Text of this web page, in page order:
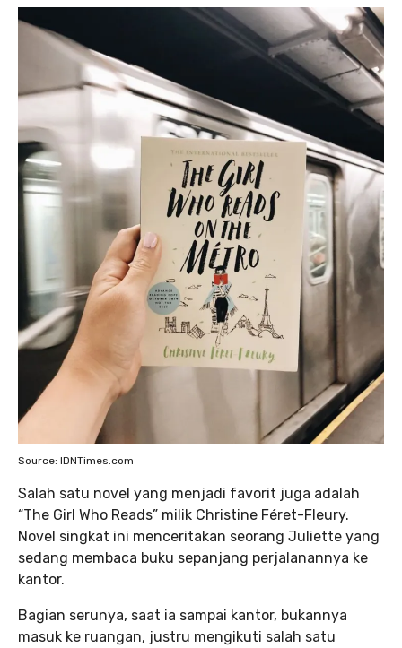
Source: IDNTimes.com
Salah satu novel yang menjadi favorit juga adalah
“The Girl Who Reads” milik Christine Féret-Fleury.
Novel singkat ini menceritakan seorang Juliette yang
sedang membaca buku sepanjang perjalanannya ke
kantor.
Bagian serunya, saat ia sampai kantor, bukannya
masuk ke ruangan, justru mengikuti salah satu